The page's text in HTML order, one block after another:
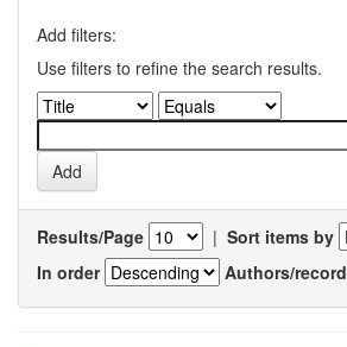
Add filters:
Use filters to refine the search results.
Results/Page | Sort items by
In order
Authors/record